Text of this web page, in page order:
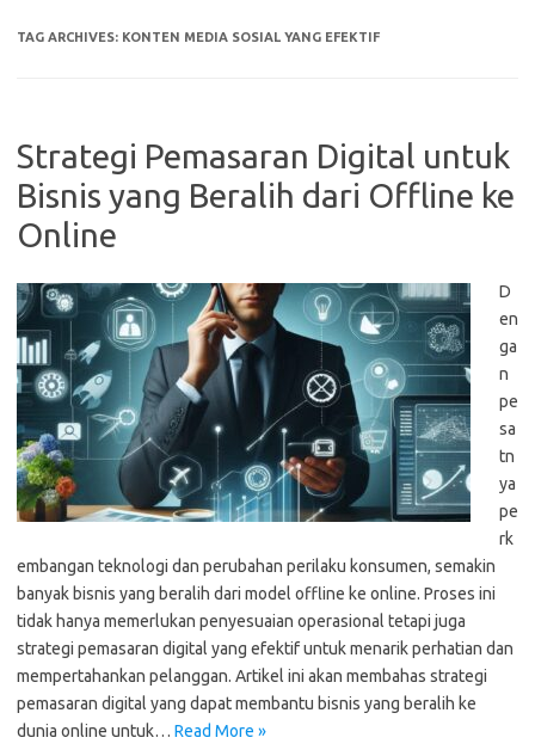
TAG ARCHIVES: KONTEN MEDIA SOSIAL YANG EFEKTIF
Strategi Pemasaran Digital untuk
Bisnis yang Beralih dari Offline ke
Online
D
en
ga
n
pe
sa
tn
ya
pe
rk
embangan teknologi dan perubahan perilaku konsumen, semakin
banyak bisnis yang beralih dari model offline ke online. Proses ini
tidak hanya memerlukan penyesuaian operasional tetapi juga
strategi pemasaran digital yang efektif untuk menarik perhatian dan
mempertahankan pelanggan. Artikel ini akan membahas strategi
pemasaran digital yang dapat membantu bisnis yang beralih ke
dunia online untuk… Read More »